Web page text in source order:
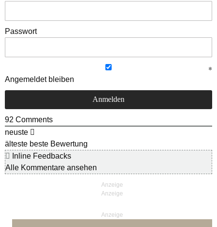
Passwort
Angemeldet bleiben
92 Comments
neuste
älteste beste Bewertung
Inline Feedbacks
Alle Kommentare ansehen
Anzeige